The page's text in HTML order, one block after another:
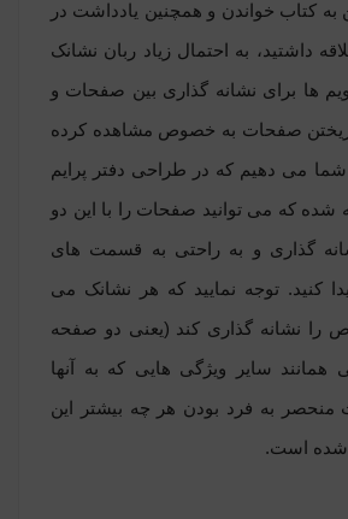
به کتاب خواندن و همچنین یادداشت در
داشتید، به احتمال زیاد ربان نشانک
ها برای نشانه گذاری بین صفحات و
ریختن صفحات به‏ خصوص مشاهده کرده‏
شما می‏ دهیم که در طراحی دفتر پرایم
شده که می توانید صفحات را با این دو
گذاری و به راحتی به قسمت های
کنید. توجه نمایید که هر نشانک می
را نشانه‏ گذاری کند (یعنی دو صفحه
همانند سایر ویژگی هایی که به آنها
منحصر به فرد بودن هر چه بیشتر این
شده است.